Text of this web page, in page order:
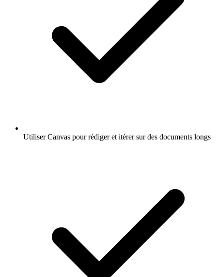
Utiliser Canvas pour rédiger et itérer sur des documents longs